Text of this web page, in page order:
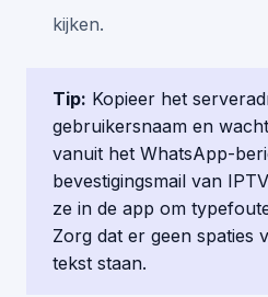
kijken.
Tip: Kopieer het
gebruikersnaam en
vanuit het WhatsApp-
bevestigingsmail van
ze in de app om
Zorg dat er geen spaties
tekst staan.